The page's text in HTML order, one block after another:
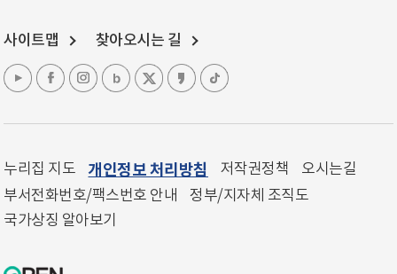
사이트맵 찾아오시는 길
누리집 지도 개인정보 처리방침 저작권정책
오시는길
부서전화번호/팩스번호 안내
정부/지자체 조직도
국가상징 알아보기